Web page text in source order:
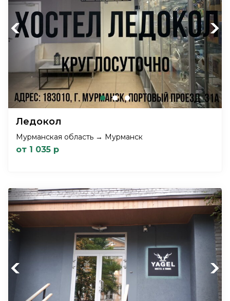
Previous Next
Ледокол
Мурманская область → Мурманск
от 1 035 р
Previous Next